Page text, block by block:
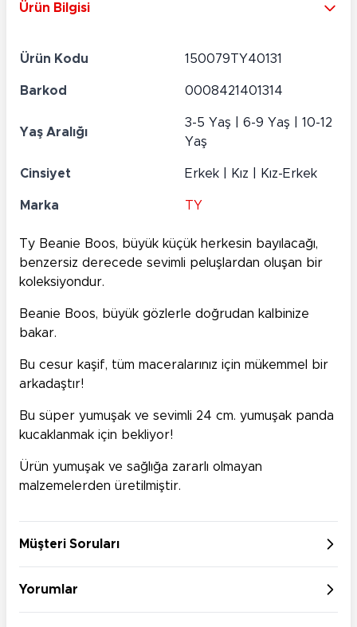
Ürün Bilgisi
Ürün Kodu 150079TY40131
Barkod 0008421401314
Yaş Aralığı
3-5 Yaş | 6-9 Yaş | 10-12
Yaş
Cinsiyet Erkek | Kız | Kız-Erkek
Marka TY
Ty Beanie Boos, büyük küçük herkesin bayılacağı,
benzersiz derecede sevimli peluşlardan oluşan bir
koleksiyondur.
Beanie Boos, büyük gözlerle doğrudan kalbinize
bakar.
Bu cesur kaşif, tüm maceralarınız için mükemmel bir
arkadaştır!
Bu süper yumuşak ve sevimli 24 cm. yumuşak panda
kucaklanmak için bekliyor!
Ürün yumuşak ve sağlığa zararlı olmayan
malzemelerden üretilmiştir.
Müşteri Soruları
Yorumlar